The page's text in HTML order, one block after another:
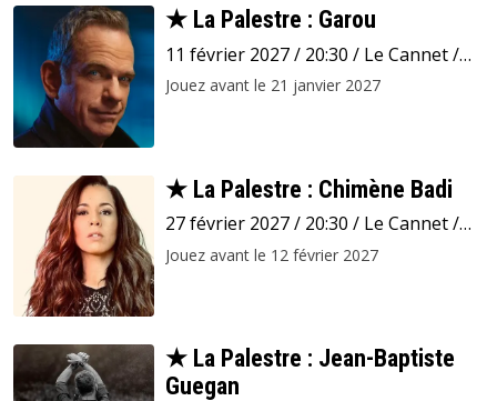
★ La Palestre : Garou
11 février 2027 / 20:30 / Le Cannet /
La Palestre
Jouez avant le 21 janvier 2027
★ La Palestre : Chimène Badi
27 février 2027 / 20:30 / Le Cannet /
La Palestre
Jouez avant le 12 février 2027
★ La Palestre : Jean-Baptiste
Guegan